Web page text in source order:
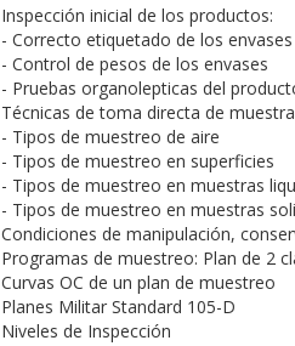
Inspección inicial de los productos:
- Correcto etiquetado de los envases
- Control de pesos de los envases
- Pruebas organolepticas del
Técnicas de toma directa de
- Tipos de muestreo de aire
- Tipos de muestreo en superficies
- Tipos de muestreo en muestras
- Tipos de muestreo en muestras
Condiciones de manipulación,
Programas de muestreo: Plan de 2
Curvas OC de un plan de muestreo
Planes Militar Standard 105-D
Niveles de Inspección